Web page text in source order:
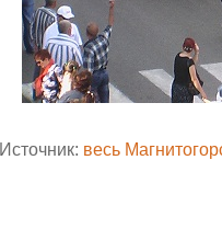
Источник: весь